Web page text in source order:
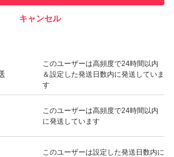
このユーザーは高頻度で24時間以内
＆設定した発送日数内に発送していま
す
このユーザーは高頻度で24時間以内
に発送しています
このユーザーは設定した発送日数内に
キャンセル
いいね！
6,750